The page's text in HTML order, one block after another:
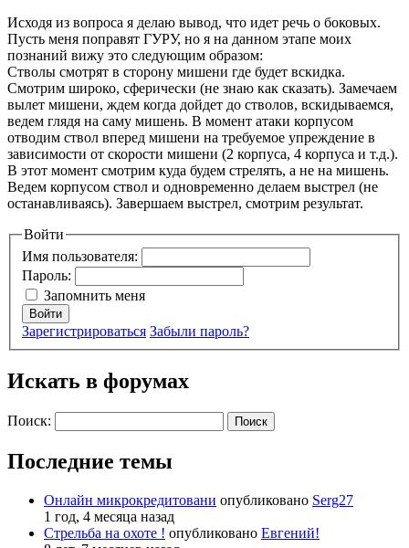
Исходя из вопроса я делаю вывод, что идет речь о боковых.
Пусть меня поправят ГУРУ, но я на данном этапе моих
познаний вижу это следующим образом:
Стволы смотрят в сторону мишени где будет вскидка.
Смотрим широко, сферически (не знаю как сказать). Замечаем
вылет мишени, ждем когда дойдет до стволов, вскидываемся,
ведем глядя на саму мишень. В момент атаки корпусом
отводим ствол вперед мишени на требуемое упреждение в
зависимости от скорости мишени (2 корпуса, 4 корпуса и т.д.).
В этот момент смотрим куда будем стрелять, а не на мишень.
Ведем корпусом ствол и одновременно делаем выстрел (не
останавливаясь). Завершаем выстрел, смотрим результат.
Войти
Имя пользователя:
Пароль:
Запомнить меня
Войти
Зарегистрироваться Забыли пароль?
Искать в форумах
Поиск:
Последние темы
Онлайн микрокредитовани опубликовано Serg27
1 год, 4 месяца назад
Стрельба на охоте ! опубликовано Евгений!